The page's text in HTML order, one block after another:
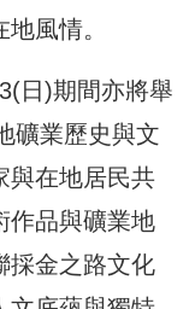
風情。
日)期間亦將舉
礦業歷史與文
與在地居民共
作品與礦業地
採金之路文化